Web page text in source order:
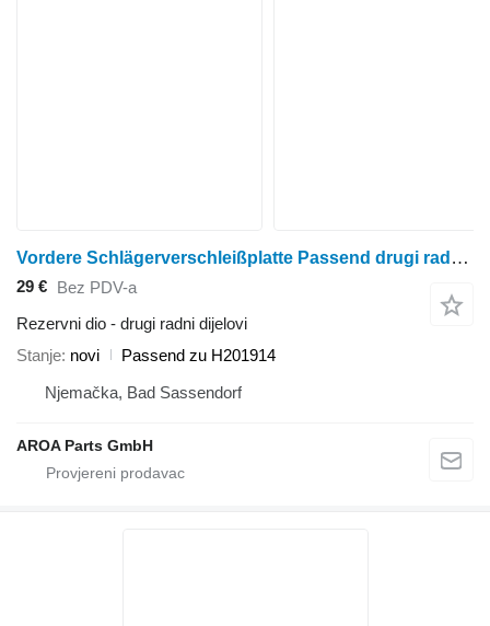
Vordere Schlägerverschleißplatte Passend drugi radni dijelovi za John Deere 9560STS, 9570STS, 9650STS, 9660STS, 9670STS, 9750STS, 9760STS, 9
29 € Bez PDV-a
Rezervni dio - drugi radni dijelovi
Stanje novi
Passend zu H201914
Njemačka, Bad Sassendorf
AROA Parts GmbH